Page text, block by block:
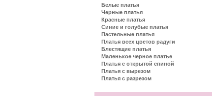
Белые платья
Черные платья
Красные платья
Синие и голубые платья
Пастельные платья
Платья всех цветов радуги
Блестящие платья
Маленькое черное платье
Платья с открытой спиной
Платья с вырезом
Платья с разрезом